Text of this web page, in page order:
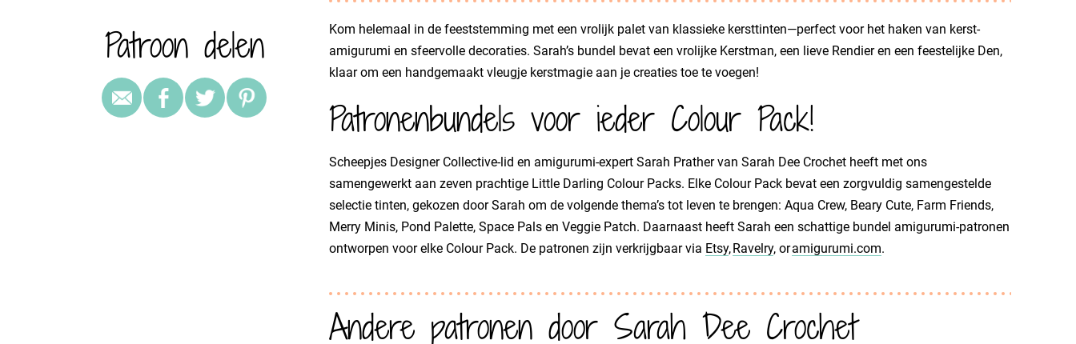
Patroon delen
Kom helemaal in de feeststemming met een vrolijk palet van klassieke kersttinten—perfect voor het haken van kerst-
amigurumi en sfeervolle decoraties. Sarah’s bundel bevat een vrolijke Kerstman, een lieve Rendier en een feestelijke Den,
klaar om een handgemaakt vleugje kerstmagie aan je creaties toe te voegen!
Patronenbundels voor ieder Colour Pack!
Scheepjes Designer Collective-lid en amigurumi-expert Sarah Prather van Sarah Dee Crochet heeft met ons
samengewerkt aan zeven prachtige Little Darling Colour Packs. Elke Colour Pack bevat een zorgvuldig samengestelde
selectie tinten, gekozen door Sarah om de volgende thema’s tot leven te brengen: Aqua Crew, Beary Cute, Farm Friends,
Merry Minis, Pond Palette, Space Pals en Veggie Patch. Daarnaast heeft Sarah een schattige bundel amigurumi-patronen
ontworpen voor elke Colour Pack. De patronen zijn verkrijgbaar via Etsy,Ravelry, oramigurumi.com.
Andere patronen door Sarah Dee Crochet